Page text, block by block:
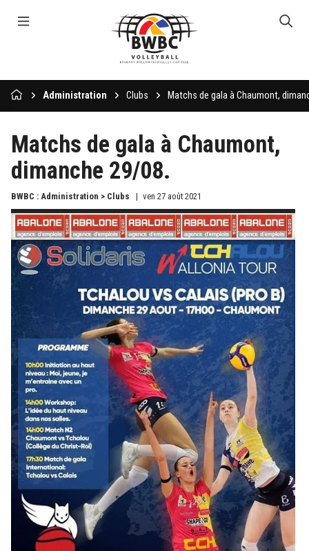
Administration Clubs Matchs de gala à Chaumont,
Matchs de gala à Chaumont,
dimanche 29/08.
BWBC : Administration > Clubs ven 27 août 2021